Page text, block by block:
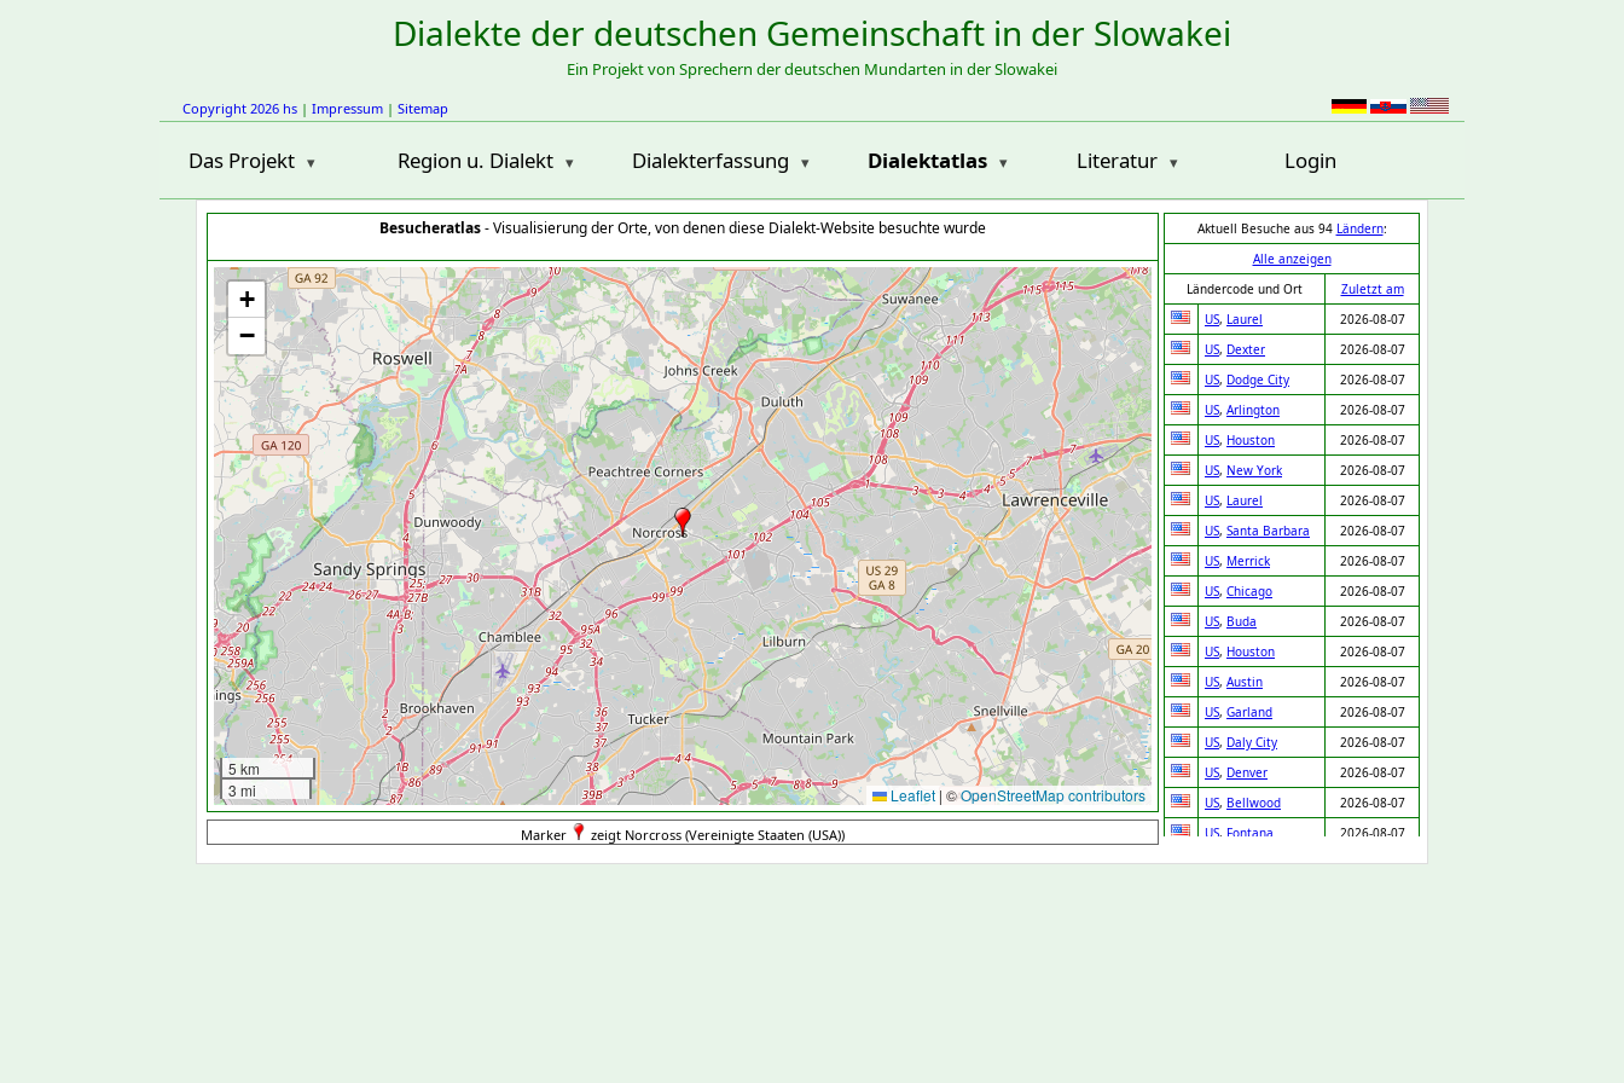
Dialekte der deutschen Gemeinschaft in der Slowakei
Ein Projekt von Sprechern der deutschen Mundarten in der Slowakei
Copyright 2026 hs | Impressum | Sitemap
Das Projekt Region u. Dialekt Dialekterfassung Dialektatlas Literatur Login
Besucheratlas- Visualisierung der Orte, von denen diese Dialekt-Website besuchte wurde
+
−
5 km
3 mi
Leaflet | ©OpenStreetMap contributors
Aktuell Besuche aus 94 Ländern:
Alle anzeigen
Ländercode und Ort
Zuletzt am
US, Laurel
2026-08-07
US, Dexter
2026-08-07
US, Dodge City
2026-08-07
US, Arlington
2026-08-07
US, Houston
2026-08-07
US, New York
2026-08-07
US, Laurel
2026-08-07
US, Santa Barbara
2026-08-07
US, Merrick
2026-08-07
US, Chicago
2026-08-07
US, Buda
2026-08-07
US, Houston
2026-08-07
US, Austin
2026-08-07
US, Garland
2026-08-07
US, Daly City
2026-08-07
US, Denver
2026-08-07
US, Bellwood
2026-08-07
US, Fontana
2026-08-07
US,Prentiss
2026-08-07
Marker zeigt Norcross (Vereinigte Staaten (USA))